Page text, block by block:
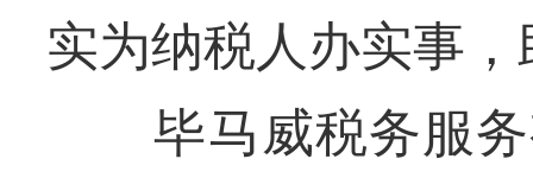
实为纳税人办实事
毕马威税务服务